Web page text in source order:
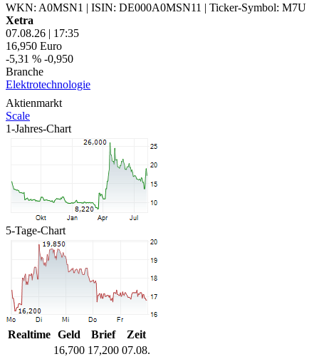
WKN: A0MSN1 | ISIN: DE000A0MSN11 | Ticker-Symbol: M7U
Xetra
07.08.26 | 17:35
16,950 Euro
-5,31 % -0,950
Branche
Elektrotechnologie
Aktienmarkt
Scale
1-Jahres-Chart
5-Tage-Chart
Realtime Geld Brief
Zeit
16,700 17,200 07.08.